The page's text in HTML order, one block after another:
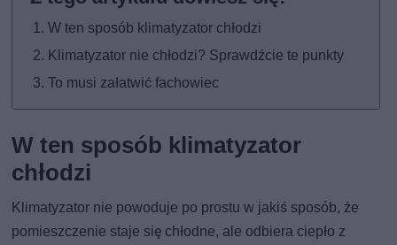
W ten sposób klimatyzator chłodzi
Klimatyzator nie chłodzi? Sprawdźcie te punkty
To musi załatwić fachowiec
W ten sposób klimatyzator
chłodzi
Klimatyzator nie powoduje po prostu w jakiś sposób, że
pomieszczenie staje się chłodne, ale odbiera ciepło z